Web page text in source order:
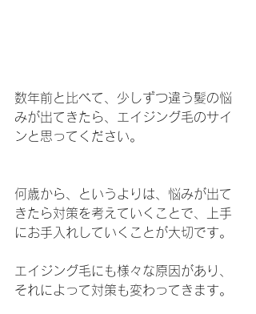
数年前と比べて、少しずつ違う髪の悩
みが出てきたら、エイジング毛のサイ
ンと思ってください。
何歳から、というよりは、悩みが出て
きたら対策を考えていくことで、上手
にお手入れしていくことが大切です。
エイジング毛にも様々な原因があり、
それによって対策も変わってきます。